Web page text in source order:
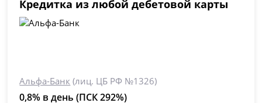
Кредитка из любой дебетовой карты
Альфа-Банк (лиц. ЦБ РФ №1326)
0,8% в день (ПСК 292%)